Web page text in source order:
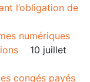
l’obligation de
numériques
10 juillet
congés payés